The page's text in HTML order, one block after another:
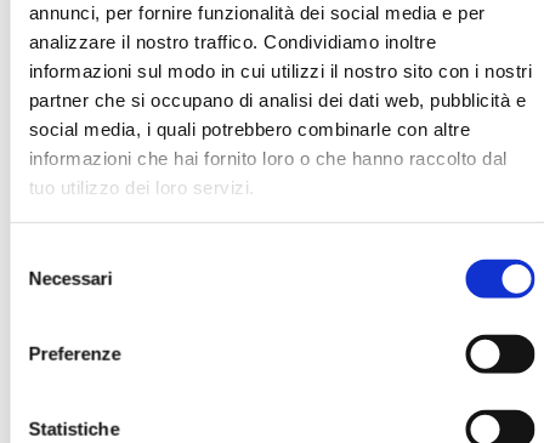
annunci, per fornire funzionalità dei social media e per
analizzare il nostro traffico. Condividiamo inoltre
informazioni sul modo in cui utilizzi il nostro sito con i nostri
partner che si occupano di analisi dei dati web, pubblicità e
social media, i quali potrebbero combinarle con altre
informazioni che hai fornito loro o che hanno raccolto dal
tuo utilizzo dei loro servizi.
delNecessari
Preferenze
Statistiche
LA GESTIONE DEI RISCHI FINANZIARI
BANCA CENTRALE EBOOK